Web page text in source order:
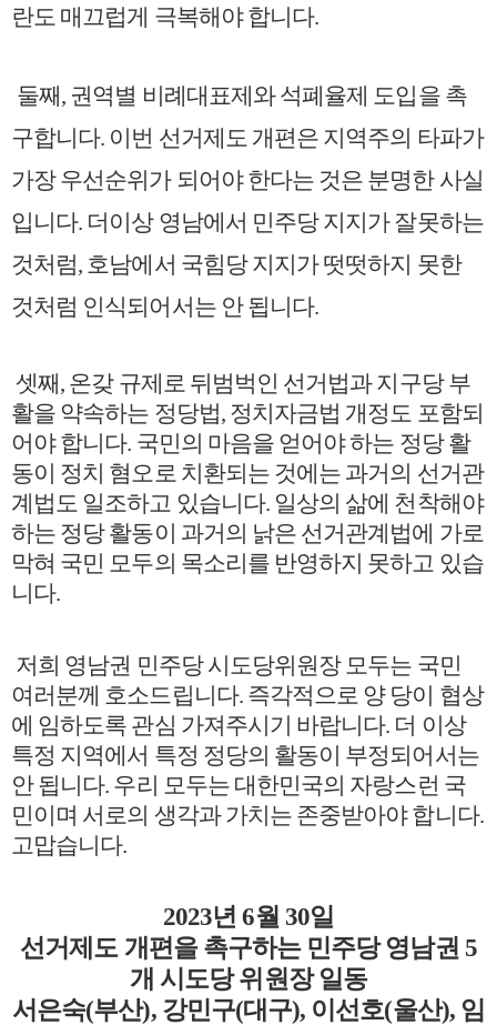
란도 매끄럽게 극복해야 합니다.
둘째, 권역별 비례대표제와 석폐율제 도입을 촉
구합니다. 이번 선거제도 개편은 지역주의 타파가
가장 우선순위가 되어야 한다는 것은 분명한 사실
입니다. 더이상 영남에서 민주당 지지가 잘못하는
것처럼, 호남에서 국힘당 지지가 떳떳하지 못한
것처럼 인식되어서는 안 됩니다.
셋째, 온갖 규제로 뒤범벅인 선거법과 지구당 부
활을 약속하는 정당법, 정치자금법 개정도 포함되
어야 합니다. 국민의 마음을 얻어야 하는 정당 활
동이 정치 혐오로 치환되는 것에는 과거의 선거관
계법도 일조하고 있습니다. 일상의 삶에 천착해야
하는 정당 활동이 과거의 낡은 선거관계법에 가로
막혀 국민 모두의 목소리를 반영하지 못하고 있습
니다.
저희 영남권 민주당 시도당위원장 모두는 국민
여러분께 호소드립니다. 즉각적으로 양 당이 협상
에 임하도록 관심 가져주시기 바랍니다. 더 이상
특정 지역에서 특정 정당의 활동이 부정되어서는
안 됩니다. 우리 모두는 대한민국의 자랑스런 국
민이며 서로의 생각과 가치는 존중받아야 합니다.
고맙습니다.
2023년6월 30일
선거제도 개편을 촉구하는 민주당 영남권 5
개 시도당 위원장 일동
서은숙(부산), 강민구(대구), 이선호(울산), 임